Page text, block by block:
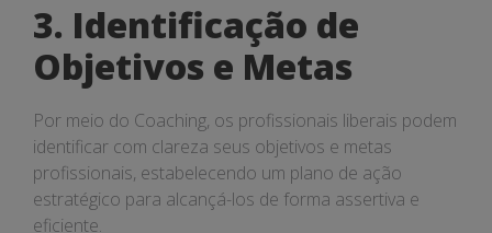
3. Identificação de
Objetivos e Metas
Por meio do Coaching, os profissionais liberais podem
identificar com clareza seus objetivos e metas
profissionais, estabelecendo um plano de ação
estratégico para alcançá-los de forma assertiva e
eficiente.